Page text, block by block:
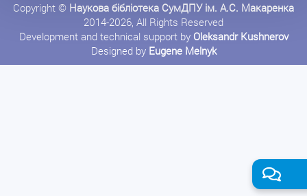
Copyright © Наукова бібліотека СумДПУ ім. А.С. Макаренка
2014-2026, All Rights Reserved
Development and technical support by Oleksandr Kushnerov
Designed by Eugene Melnyk